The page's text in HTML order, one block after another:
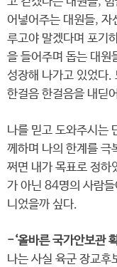
어넣어주는 대원들, 자
루고야 말겠다며 포기
을 들어주며 돕는 대원
성장해 나가고 있었다.
한걸음 한걸음을 내딛
나를 믿고 도와주시는
께하며 나의 한계를 극
쩌면 내가 목표로 정하
가 아닌 84명의 사람
니었을까 싶다.
-‘올바른 국가안보관
나는 사실 육군 장교후